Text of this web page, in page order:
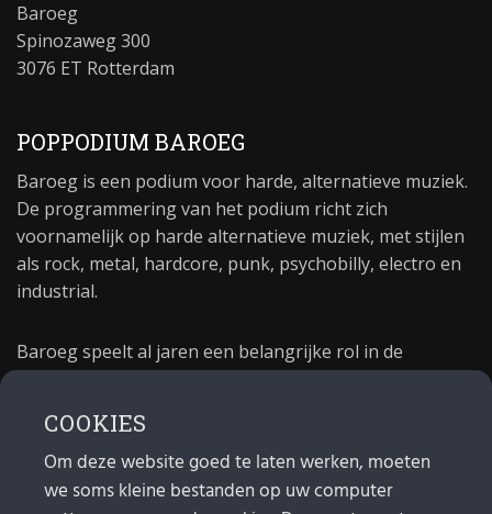
Baroeg
Spinozaweg 300
3076 ET Rotterdam
POPPODIUM BAROEG
Baroeg is een podium voor harde, alternatieve muziek.
De programmering van het podium richt zich
voornamelijk op harde alternatieve muziek, met stijlen
als rock, metal, hardcore, punk, psychobilly, electro en
industrial.
Baroeg speelt al jaren een belangrijke rol in de
poppodium 40 jaar.
MAIL
COOKIES
Om deze website goed te laten werken, moeten
we soms kleine bestanden op uw computer